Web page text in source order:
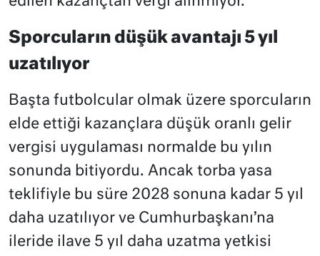
Sporcuların düşük avantajı 5 yıl
uzatılıyor
Başta futbolcular olmak üzere sporcuların
elde ettiği kazançlara düşük oranlı gelir
vergisi uygulaması normalde bu yılın
sonunda bitiyordu. Ancak torba yasa
teklifiyle bu süre 2028 sonuna kadar 5 yıl
daha uzatılıyor ve Cumhurbaşkanı’na
ileride ilave 5 yıl daha uzatma yetkisi